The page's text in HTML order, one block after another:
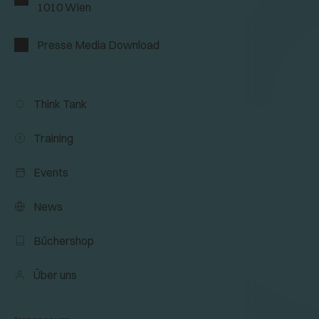
1010 Wien
Presse Media Download
Think Tank
Training
Events
News
Büchershop
Über uns